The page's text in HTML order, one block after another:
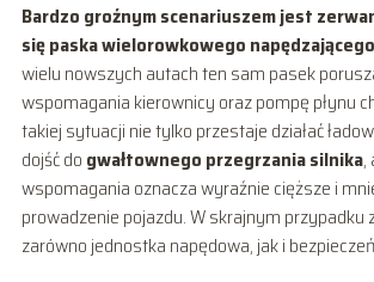
Bardzo groźnym scenariuszem jest
się paska wielorowkowego
wielu nowszych autach ten sam pasek
wspomagania kierownicy oraz pompę płynu
takiej sytuacji nie tylko przestaje działać
dojść do gwałtownego przegrzania silnika,
wspomagania oznacza wyraźnie cięższe i
prowadzenie pojazdu. W skrajnym przypadku
zarówno jednostka napędowa, jak i